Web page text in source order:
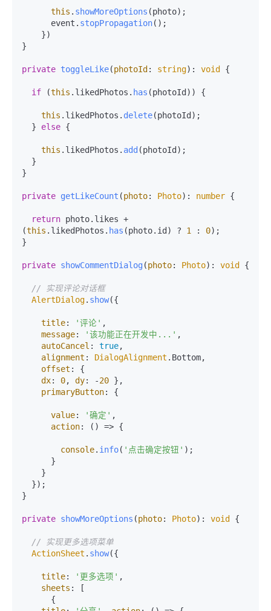
this . showMoreOptions (photo);
      event.
stopPropagation();
}
private toggleLike(photoId: string): void {
if (this . likedPhotos . has (photoId)) {
this . likedPhotos . delete(photoId);
  }
else {
this . likedPhotos . add (photoId);
}
private getLikeCount (photo: Photo): number {
return photo. likes +
(this . likedPhotos . has (photo. id) ? 1 : 0);
}
private showCommentDialog (photo: Photo): void {
// 实现评论对话框
AlertDialog. show({
title: '评论' ,
message: '该功能正在开发中...' ,
autoCancel : true,
alignment : DialogAlignment . Bottom,
offset : {
dx: 0, dy: -20 },
primaryButton: {
value: '确定' ,
action: () => {
console. info( '点击确定按钮' );
}
private showMoreOptions (photo: Photo): void {
// 实现更多选项菜单
ActionSheet . show({
title: '更多选项' ,
sheets : [